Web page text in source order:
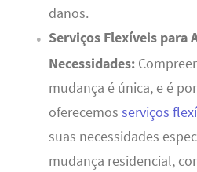
danos.
Serviços Flexíveis para
Necessidades:
mudança é única, e é
oferecemos serviços
suas necessidades
mudança residencial,